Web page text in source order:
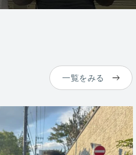
一覧をみる